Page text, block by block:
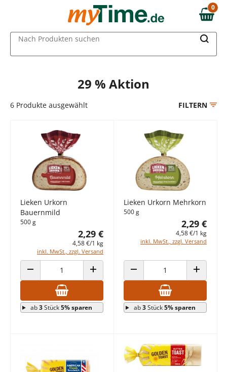
Zum Hauptinhalt springen
Zur Navigation springen
Zur Suche springen
0,00 €
0
Nach Produkten suchen
29 % Aktion
6 Produkte ausgewählt FILTERN
Lieken Urkorn
Bauernmild
500 g
2,29 €
4,58 €/1 kg
inkl. MwSt., zzgl. Versand
ANZAHL VERRINGERN ANZAHL ERHÖHEN
ab3Stück5% sparen
Lieken Urkorn Mehrkorn
500 g
2,29 €
4,58 €/1 kg
inkl. MwSt., zzgl. Versand
ANZAHL VERRINGERN ANZAHL
ab3Stück5% sparen